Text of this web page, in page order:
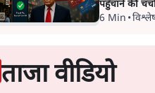
पहुँचाने की
6 Min •
ताजा वीडियो